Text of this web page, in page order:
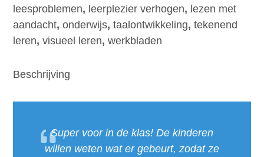
leest
leesniveau)
leesproblemen, leerplezier verhogen, lezen met
aandacht,onderwijs,taalontwikkeling,tekenend
leren,visueel leren,werkbladen
Beschrijving
Super voor in de klas! De kinderen
willen weten wat er gebeurt, zodat ze